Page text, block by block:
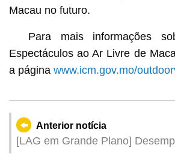
Macau no futuro.
Para mais informações
Espectáculos ao Ar Livre de
a página www.icm.gov.mo/
Anterior notícia
[LAG em Grande Plano]